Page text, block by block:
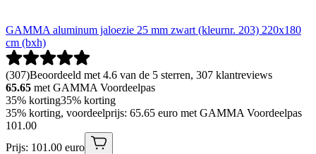
GAMMA aluminum jaloezie 25 mm zwart (kleurnr. 203) 220x180
cm (bxh)
(307)Beoordeeld met 4.6 van de 5 sterren, 307 klantreviews
65.65 met GAMMA Voordeelpas
35% korting35% korting
35% korting, voordeelprijs: 65.65 euro met GAMMA Voordeelpas
101 .00
Prijs: 101.00 euro